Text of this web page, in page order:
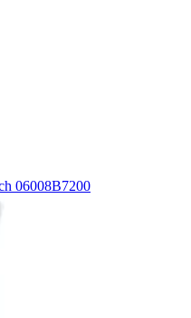
06008B7200